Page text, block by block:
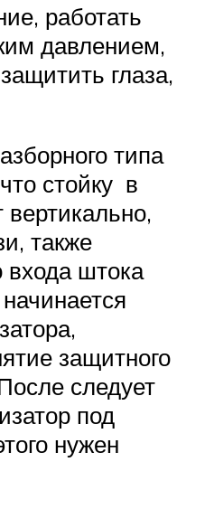
работать
давлением,
глаза,
типа
стойку в
также
входа штока
защитного
следует
под
нужен